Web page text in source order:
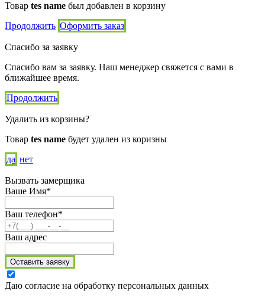
Товар tes name был добавлен в корзину
Продолжить Оформить заказ
Спасибо за заявку
Спасибо вам за заявку. Наш менеджер свяжется с вами в
ближайшее время.
Продолжить
Удалить из корзины?
Товар tes name будет удален из коризны
да нет
Вызвать замерщика
Ваше Имя*
Ваш телефон*
Ваш адрес
Оставить заявку
Даю согласие на обработку персональных данных